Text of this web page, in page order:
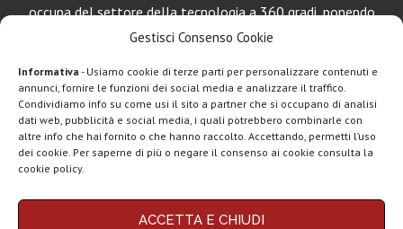
Gestisci Consenso Cookie
Informativa - Usiamo cookie di terze parti per personalizzare contenuti e
annunci, fornire le funzioni dei social media e analizzare il traffico.
Condividiamo info su come usi il sito a partner che si occupano di analisi
dati web, pubblicità e social media, i quali potrebbero combinarle con
altre info che hai fornito o che hanno raccolto. Accettando, permetti l’uso
dei cookie. Per saperne di più o negare il consenso ai cookie consulta la
cookie policy.
ACCETTA E CHIUDI
occupa del settore della tecnologia a 360 gradi, ponendo
una particolare attenzione al mondo Android, Apple e
Chi siamo Contatti Disclaimer Privacy policy